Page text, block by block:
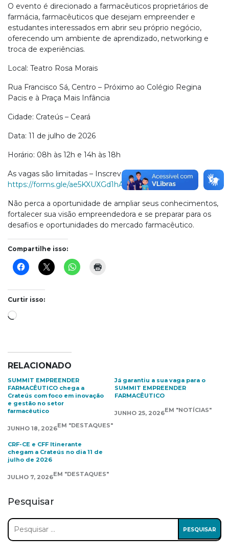
O evento é direcionado a farmacêuticos proprietários de
farmácia, farmacêuticos que desejam empreender e
estudantes interessados em abrir seu próprio negócio,
oferecendo um ambiente de aprendizado, networking e
troca de experiências.
Local: Teatro Rosa Morais
Rua Francisco Sá, Centro – Próximo ao Colégio Regina
Pacis e à Praça Mais Infância
Cidade: Crateús – Ceará
Data: 11 de julho de 2026
Horário: 08h às 12h e 14h às 18h
As vagas são limitadas – Inscreva-se aqui:
https://forms.gle/ae5KXUXGd1hA7g3G8
Não perca a oportunidade de ampliar seus conhecimentos,
fortalecer sua visão empreendedora e se preparar para os
desafios e oportunidades do mercado farmacêutico.
Compartilhe isso:
Curtir isso:
Carregando...
RELACIONADO
SUMMIT EMPREENDER
FARMACÊUTICO chega a
Crateús com foco em inovação
e gestão no setor
farmacêutico
JUNHO 18, 2026EM "DESTAQUES"
Já garantiu a sua vaga para o
SUMMIT EMPREENDER
FARMACÊUTICO
JUNHO 25, 2026EM "NOTÍCIAS"
CRF-CE e CFF Itinerante
chegam a Crateús no dia 11 de
julho de 2026
JULHO 7, 2026EM "DESTAQUES"
Pesquisar
Pesquisar
por: